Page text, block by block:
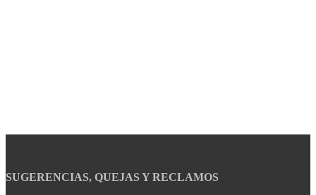
SUGERENCIAS, QUEJAS Y RECLAMOS